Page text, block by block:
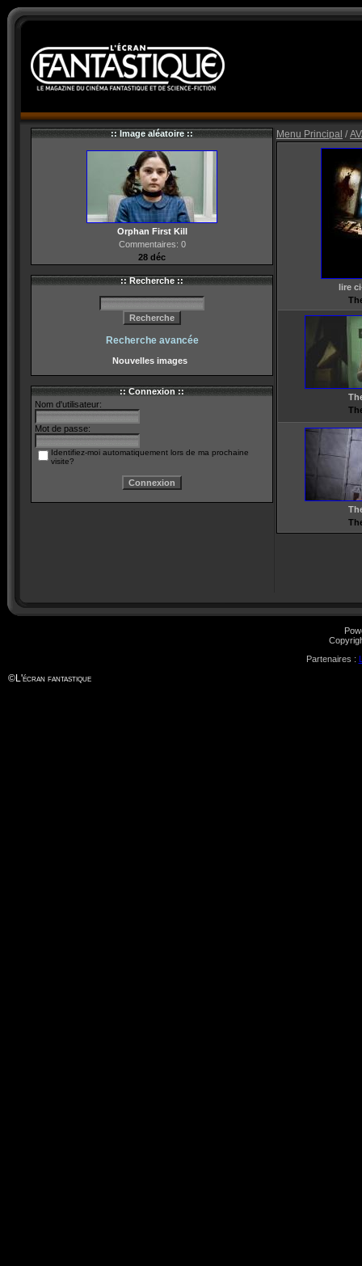
:: Image aléatoire ::
Orphan First Kill
Commentaires: 0
28 déc
:: Recherche ::
Recherche avancée
Nouvelles images
:: Connexion ::
Nom d'utilisateur:
Mot de passe:
Identifiez-moi automatiquement lors de ma prochaine
visite?
Menu Principal /
lire
Partenaires :
©L'écran fantastique